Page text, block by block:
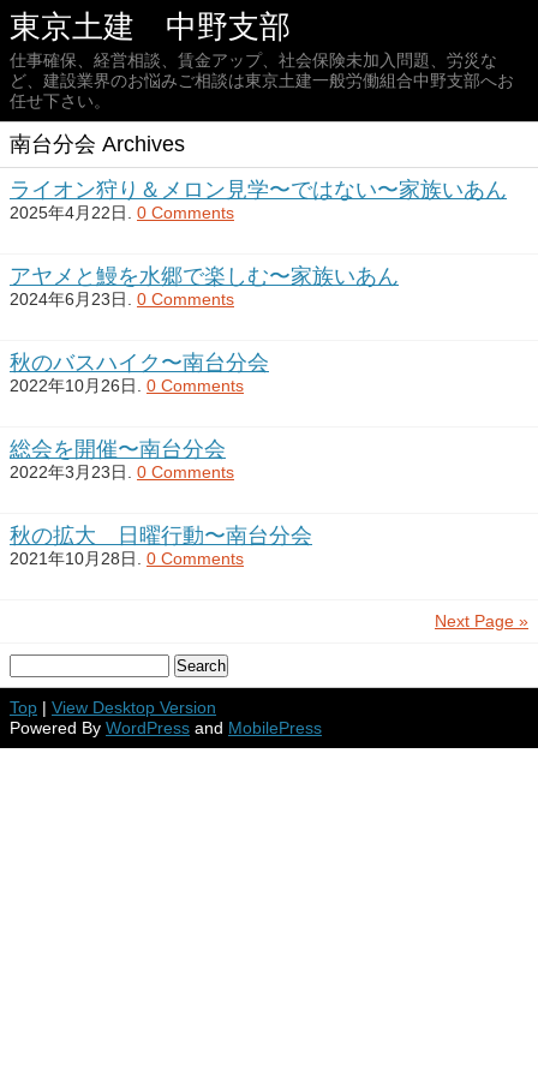
東京土建 中野支部
仕事確保、経営相談、賃金アップ、社会保険未加入問題、労災な
ど、建設業界のお悩みご相談は東京土建一般労働組合中野支部へお
任せ下さい。
南台分会 Archives
ライオン狩り＆メロン見学〜ではない〜家族いあん
2025年4月22日. 0 Comments
アヤメと鰻を水郷で楽しむ〜家族いあん
2024年6月23日. 0 Comments
秋のバスハイク〜南台分会
2022年10月26日. 0 Comments
総会を開催〜南台分会
2022年3月23日. 0 Comments
秋の拡大 日曜行動〜南台分会
2021年10月28日. 0 Comments
Next Page »
Top | View Desktop Version
Powered By WordPress and MobilePress